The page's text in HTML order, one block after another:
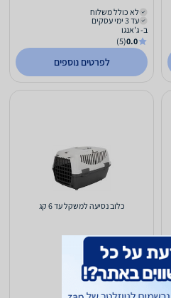
לא כולל משלוח
עד 3 ימי עסקים
ב- ג'אנגו
0.0
(5)
לפרטים נוספים
כלוב נסיעה למשקל עד 6 קג
99
לא כולל משלוח
עד 3 ימי עסקים
ב- ג'אנגו
0.0
(5)